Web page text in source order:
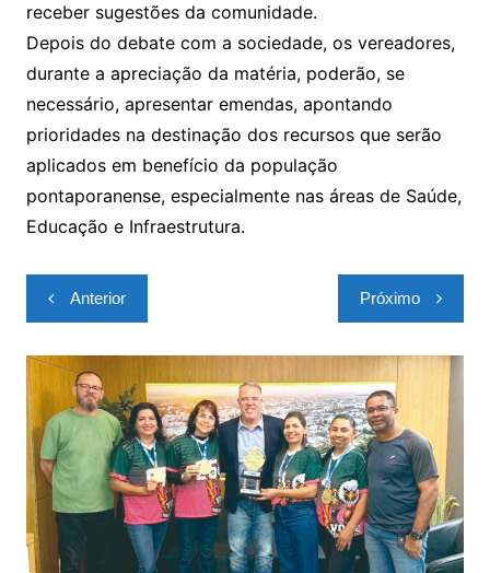
receber sugestões da comunidade.
Depois do debate com a sociedade, os vereadores,
durante a apreciação da matéria, poderão, se
necessário, apresentar emendas, apontando
prioridades na destinação dos recursos que serão
aplicados em benefício da população
pontaporanense, especialmente nas áreas de Saúde,
Educação e Infraestrutura.
Navegação
de
Post
Anterior Próximo